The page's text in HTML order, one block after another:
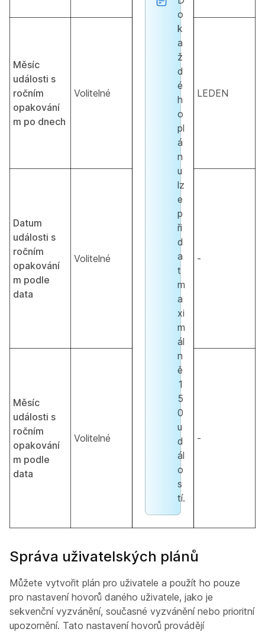
o
k
a
ž
d
é
h
o
pl
á
n
u
lz
e
p
ři
d
a
t
m
a
xi
m
ál
n
ě
1
5
0
u
d
ál
o
s
tí.
Měsíc
události s
ročním
opakování
m po dnech
Volitelné LEDEN
Datum
události s
ročním
opakování
m podle
data
Volitelné -
Měsíc
události s
ročním
opakování
m podle
data
Volitelné -
Správa uživatelských plánů
Můžete vytvořit plán pro uživatele a použít ho pouze
pro nastavení hovorů daného uživatele, jako je
sekvenční vyzvánění, současné vyzvánění nebo prioritní
upozornění. Tato nastavení hovorů provádějí